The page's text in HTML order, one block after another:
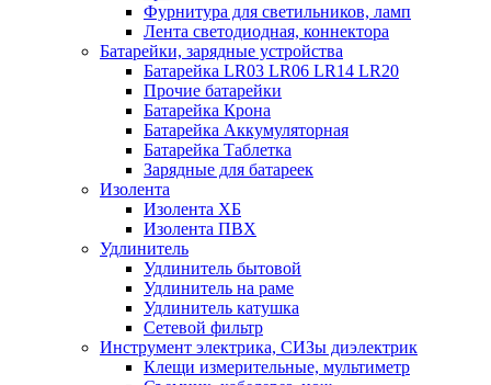
Фурнитура для светильников, ламп
Лента светодиодная, коннектора
Батарейки, зарядные устройства
Батарейка LR03 LR06 LR14 LR20
Прочие батарейки
Батарейка Крона
Батарейка Аккумуляторная
Батарейка Таблетка
Зарядные для батареек
Изолента
Изолента ХБ
Изолента ПВХ
Удлинитель
Удлинитель бытовой
Удлинитель на раме
Удлинитель катушка
Сетевой фильтр
Инструмент электрика, СИЗы диэлектрик
Клещи измерительные, мультиметр